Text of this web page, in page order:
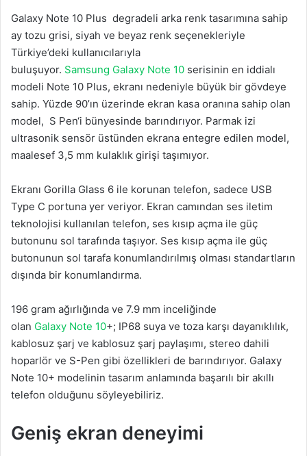
Galaxy Note 10 Plus degradeli arka renk tasarımına sahip
ay tozu grisi, siyah ve beyaz renk seçenekleriyle
Türkiye’deki kullanıcılarıyla
buluşuyor. Samsung Galaxy Note 10 serisinin en iddialı
modeli Note 10 Plus, ekranı nedeniyle büyük bir gövdeye
sahip. Yüzde 90’ın üzerinde ekran kasa oranına sahip olan
model, S Pen‘i bünyesinde barındırıyor. Parmak izi
ultrasonik sensör üstünden ekrana entegre edilen model,
maalesef 3,5 mm kulaklık girişi taşımıyor.
Ekranı Gorilla Glass 6 ile korunan telefon, sadece USB
Type C portuna yer veriyor. Ekran camından ses iletim
teknolojisi kullanılan telefon, ses kısıp açma ile güç
butonunu sol tarafında taşıyor. Ses kısıp açma ile güç
butonunun sol tarafa konumlandırılmış olması standartların
dışında bir konumlandırma.
196 gram ağırlığında ve 7.9 mm inceliğinde
olan Galaxy Note 10+; IP68 suya ve toza karşı dayanıklılık,
kablosuz şarj ve kablosuz şarj paylaşımı, stereo dahili
hoparlör ve S-Pen gibi özellikleri de barındırıyor. Galaxy
Note 10+ modelinin tasarım anlamında başarılı bir akıllı
telefon olduğunu söyleyebiliriz.
Geniş ekran deneyimi